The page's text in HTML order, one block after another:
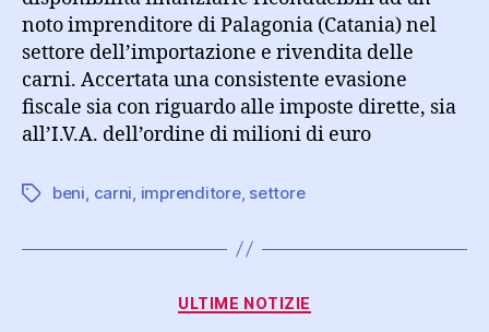
noto imprenditore di Palagonia (Catania) nel
settore dell’importazione e rivendita delle
carni. Accertata una consistente evasione
fiscale sia con riguardo alle imposte dirette, sia
all’I.V.A. dell’ordine di milioni di euro
Tag beni, carni, imprenditore, settore
Categorie
ULTIME NOTIZIE